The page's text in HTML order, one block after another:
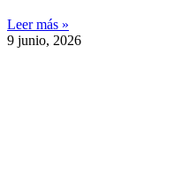
Leer más »
9 junio, 2026